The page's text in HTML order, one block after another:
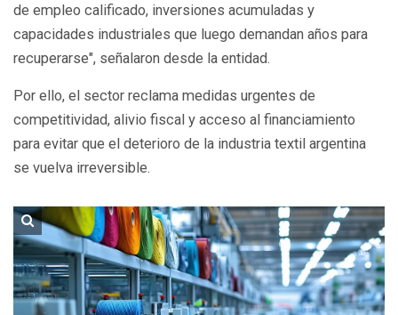
de empleo calificado, inversiones acumuladas y
capacidades industriales que luego demandan años para
recuperarse", señalaron desde la entidad.
Por ello, el sector reclama medidas urgentes de
competitividad, alivio fiscal y acceso al financiamiento
para evitar que el deterioro de la industria textil argentina
se vuelva irreversible.